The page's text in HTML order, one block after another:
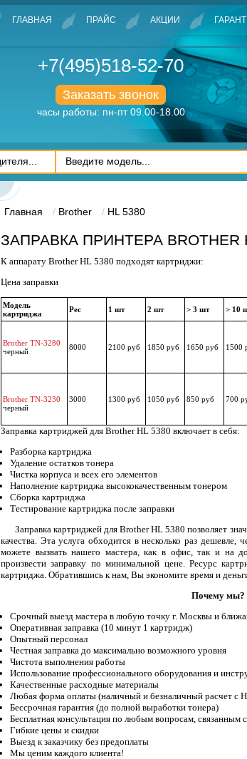
ГЛАВНАЯ ПРАЙС АКЦИИ
+7(495)518-52-70
Заказать звонок
часы работы: пн-пт 09.00-18.00
Главная Brother HL 5380
ЗАПРАВКА ПРИНТЕРА BROTHER
К аппарату Brother HL 5380 подходят картриджи:
Цена заправки
Модель
картриджа
Рес 1 шт 2 шт > 3 шт > 10
Brother TN-3280
черный
8000 2100 руб 1850 руб 1650 руб 1500
Brother TN-3230
черный
3000 1300 руб 1050 руб 850 руб 700
Заправка картриджей для Brother HL 5380 включает в себя:
Разборка картриджа
Удаление остатков тонера
Чистка корпуса и всех его элементов
Наполнение картриджа высококачественным тонером
Сборка картриджа
Тестирование картриджа после заправки
Заправка картриджей для Brother HL 5380 позволяет
качества. Эта услуга обходится в несколько раз
можете вызвать нашего мастера, как в офис, так и на
произвести заправку по минимальной цене. Ресурс
картриджа. Обратившись к нам, Вы экономите время и
Почему мы?
Срочный выезд мастера в любую точку г. Москвы и
Оперативная заправка (10 минут 1 картридж)
Опытный персонал
Честная заправка до максимально возможного уровня
Чистота выполнения работы
Использование профессионального оборудования и
Качественные расходные материалы
Любая форма оплаты (наличный и безналичный расчет с
Бессрочная гарантия (до полной выработки тонера)
Бесплатная консультация по любым вопросам, связанным
Гибкие цены и скидки
Выезд к заказчику без предоплаты
Мы ценим каждого клиента!